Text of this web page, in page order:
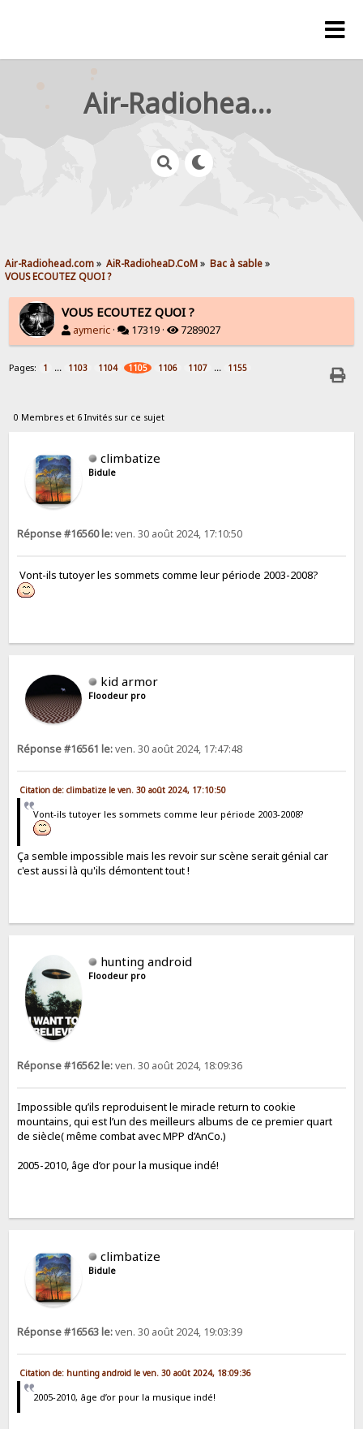
Air-Radiohead.com
Air-Radiohead.com» AiR-RadioheaD.CoM» Bac à sable»
VOUS ECOUTEZ QUOI ?
VOUS ECOUTEZ QUOI ?
aymeric · 17319 · 7289027
Pages: 1 ... 1103 1104 1105 1106 1107 ... 1155
0 Membres et 6 Invités sur ce sujet
climbatize
Bidule
Réponse #16560 le:ven. 30 août 2024, 17:10:50
Vont-ils tutoyer les sommets comme leur période 2003-2008?
kid armor
Floodeur pro
Réponse #16561 le:ven. 30 août 2024, 17:47:48
Citation de: climbatize le ven. 30 août 2024, 17:10:50
Vont-ils tutoyer les sommets comme leur période 2003-2008?
Ça semble impossible mais les revoir sur scène serait génial car
c'est aussi là qu'ils démontent tout !
hunting android
Floodeur pro
Réponse #16562 le:ven. 30 août 2024, 18:09:36
Impossible qu’ils reproduisent le miracle return to cookie
mountains, qui est l’un des meilleurs albums de ce premier quart
de siècle( même combat avec MPP d’AnCo.)
2005-2010, âge d’or pour la musique indé!
climbatize
Bidule
Réponse #16563 le:ven. 30 août 2024, 19:03:39
Citation de: hunting android le ven. 30 août 2024, 18:09:36
2005-2010, âge d’or pour la musique indé!